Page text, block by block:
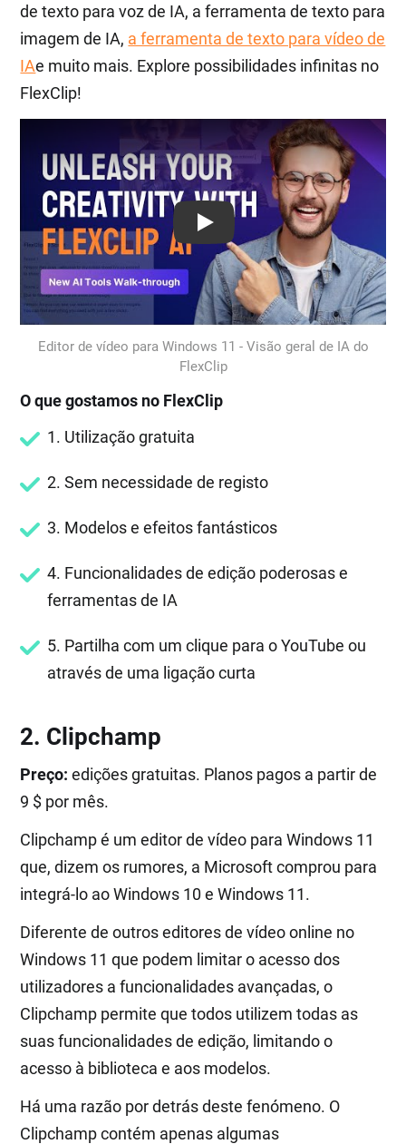
de texto para voz de IA, a ferramenta de texto para
imagem de IA, a ferramenta de texto para vídeo de
IAe muito mais. Explore possibilidades infinitas no
FlexClip!
Play: Keynote (Google I/O '18)
Editor de vídeo para Windows 11 - Visão geral de IA do
FlexClip
O que gostamos no FlexClip
1. Utilização gratuita
2. Sem necessidade de registo
3. Modelos e efeitos fantásticos
4. Funcionalidades de edição poderosas e
ferramentas de IA
5. Partilha com um clique para o YouTube ou
através de uma ligação curta
2. Clipchamp
Preço: edições gratuitas. Planos pagos a partir de
9 $ por mês.
Clipchamp é um editor de vídeo para Windows 11
que, dizem os rumores, a Microsoft comprou para
integrá-lo ao Windows 10 e Windows 11.
Diferente de outros editores de vídeo online no
Windows 11 que podem limitar o acesso dos
utilizadores a funcionalidades avançadas, o
Clipchamp permite que todos utilizem todas as
suas funcionalidades de edição, limitando o
acesso à biblioteca e aos modelos.
Há uma razão por detrás deste fenómeno. O
Clipchamp contém apenas algumas